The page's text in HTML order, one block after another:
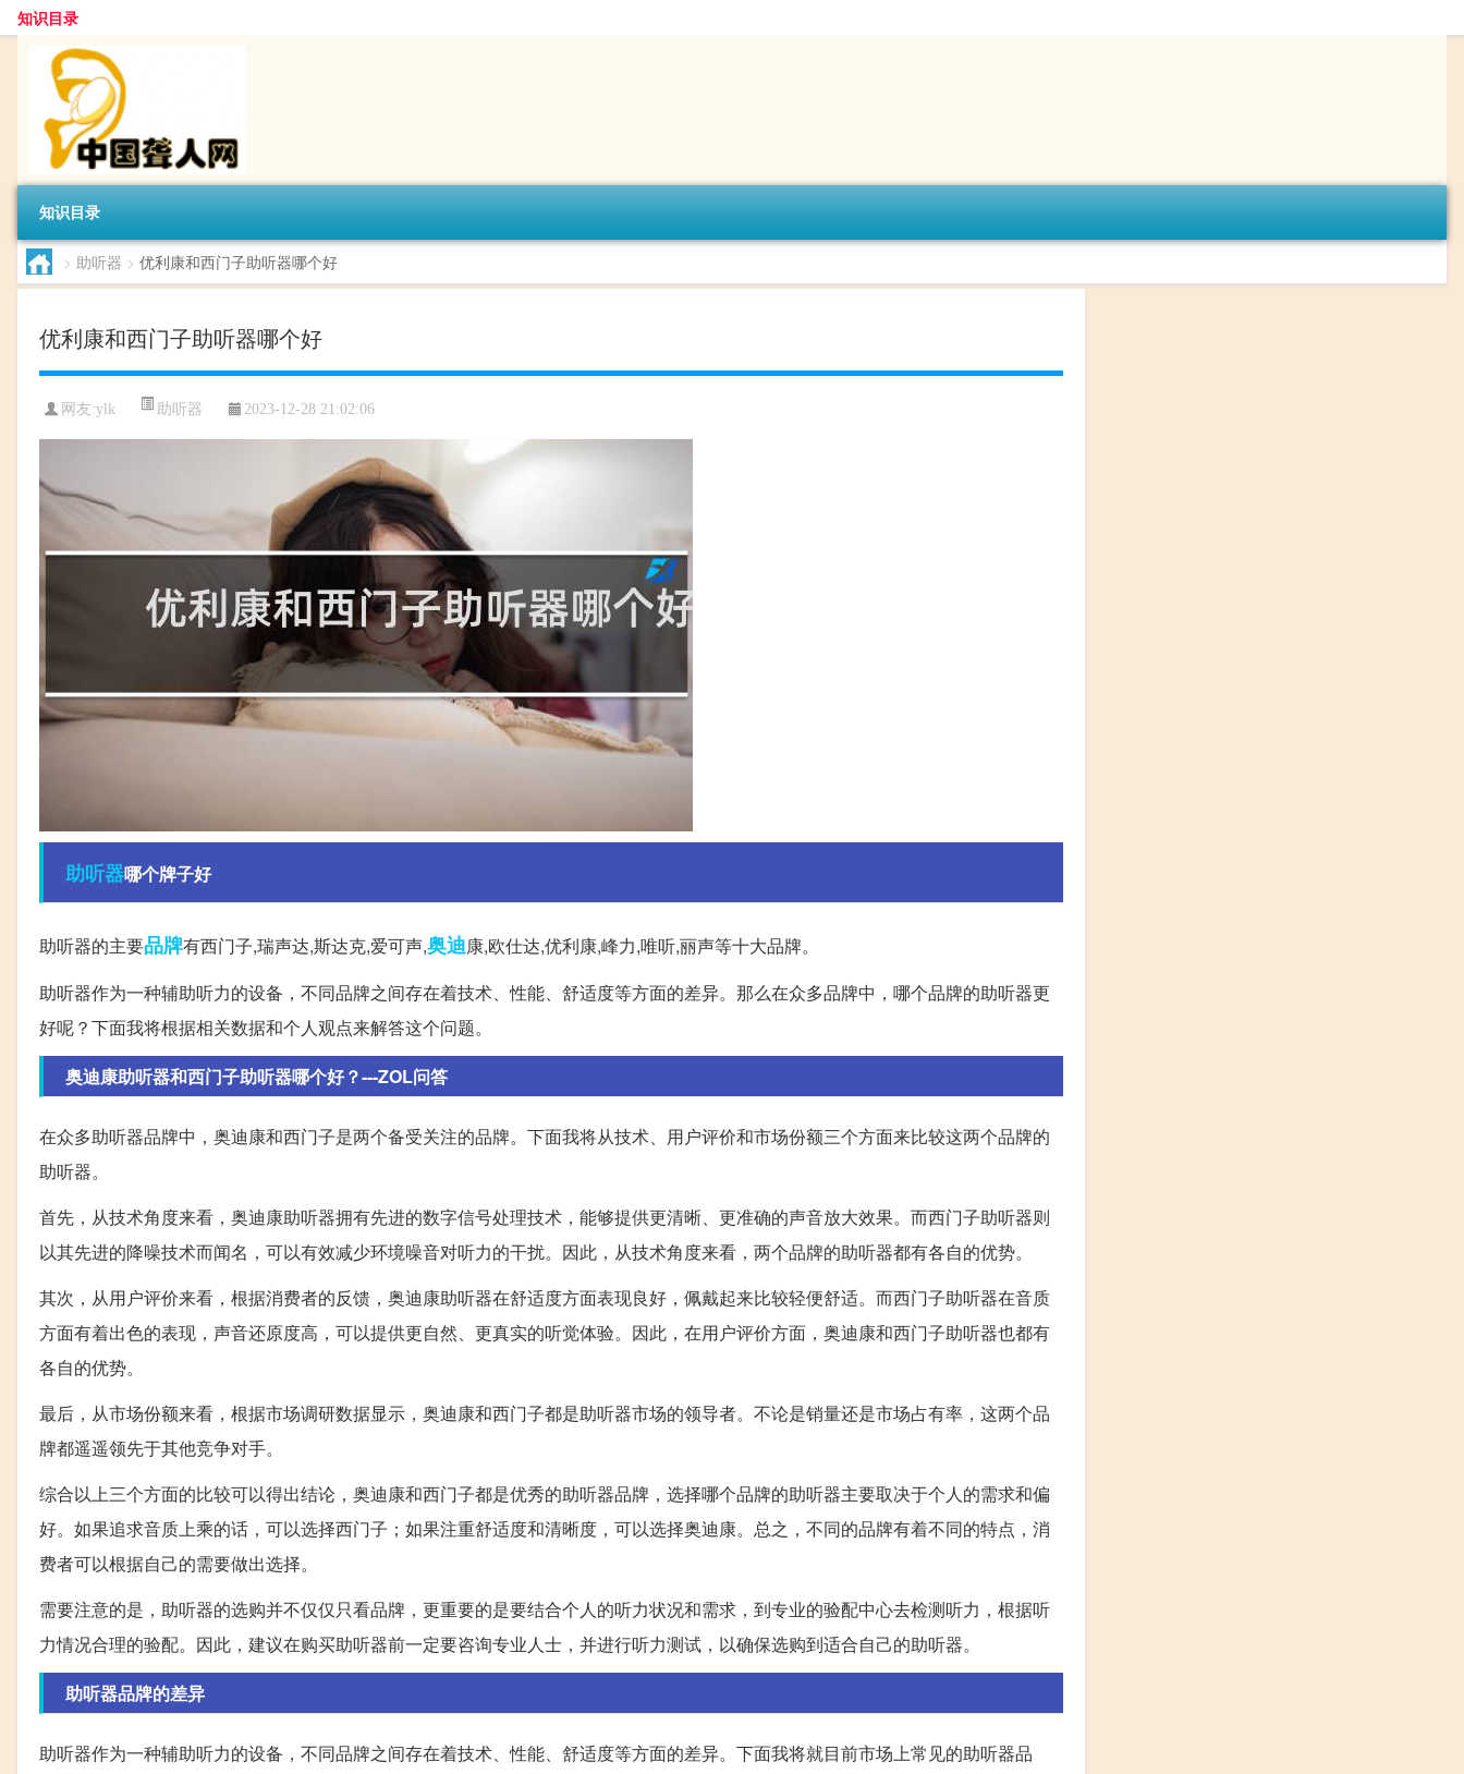
知识目录
知识目录
> 助听器 > 优利康和西门子助听器哪个好
优利康和西门子助听器哪个好
网友:ylk 助听器 2023-12-28 21:02:06
助听器哪个牌子好
助听器的主要品牌有西门子,瑞声达,斯达克,爱可声,奥迪康,欧仕达,优利康,峰力,唯听,丽声等十大品牌。
助听器作为一种辅助听力的设备，不同品牌之间存在着技术、性能、舒适度等方面的差异。那么在众多品牌中，哪个品牌的助听器更
好呢？下面我将根据相关数据和个人观点来解答这个问题。
奥迪康助听器和西门子助听器哪个好？---ZOL问答
在众多助听器品牌中，奥迪康和西门子是两个备受关注的品牌。下面我将从技术、用户评价和市场份额三个方面来比较这两个品牌的
助听器。
首先，从技术角度来看，奥迪康助听器拥有先进的数字信号处理技术，能够提供更清晰、更准确的声音放大效果。而西门子助听器则
以其先进的降噪技术而闻名，可以有效减少环境噪音对听力的干扰。因此，从技术角度来看，两个品牌的助听器都有各自的优势。
其次，从用户评价来看，根据消费者的反馈，奥迪康助听器在舒适度方面表现良好，佩戴起来比较轻便舒适。而西门子助听器在音质
方面有着出色的表现，声音还原度高，可以提供更自然、更真实的听觉体验。因此，在用户评价方面，奥迪康和西门子助听器也都有
各自的优势。
最后，从市场份额来看，根据市场调研数据显示，奥迪康和西门子都是助听器市场的领导者。不论是销量还是市场占有率，这两个品
牌都遥遥领先于其他竞争对手。
综合以上三个方面的比较可以得出结论，奥迪康和西门子都是优秀的助听器品牌，选择哪个品牌的助听器主要取决于个人的需求和偏
好。如果追求音质上乘的话，可以选择西门子；如果注重舒适度和清晰度，可以选择奥迪康。总之，不同的品牌有着不同的特点，消
费者可以根据自己的需要做出选择。
需要注意的是，助听器的选购并不仅仅只看品牌，更重要的是要结合个人的听力状况和需求，到专业的验配中心去检测听力，根据听
力情况合理的验配。因此，建议在购买助听器前一定要咨询专业人士，并进行听力测试，以确保选购到适合自己的助听器。
助听器品牌的差异
助听器作为一种辅助听力的设备，不同品牌之间存在着技术、性能、舒适度等方面的差异。下面我将就目前市场上常见的助听器品